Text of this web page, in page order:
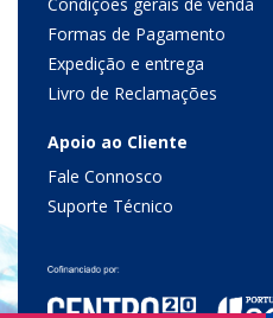
Formas de Pagamento
Expedição e entrega
Livro de Reclamações
Apoio ao Cliente
Fale Connosco
Suporte Técnico